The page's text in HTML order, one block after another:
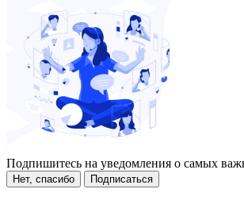
Подпишитесь на уведомления о самых
Нет, спасибо Подписаться